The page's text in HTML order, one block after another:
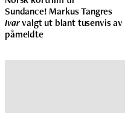
Sundance! Markus Tangres
Ivarvalgt ut blant tusenvis av
påmeldte